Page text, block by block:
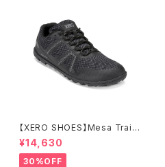
【XERO SHOES】Mesa Trail
WP (ブラック)
¥14,630
30%OFF